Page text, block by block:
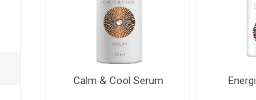
Calm & Cool Serum